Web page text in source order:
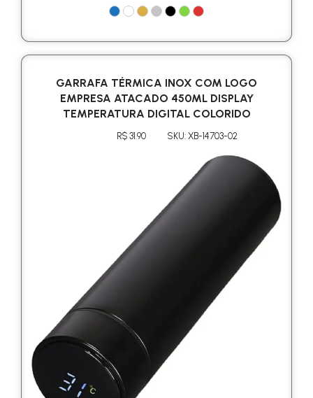
GARRAFA TÉRMICA INOX COM LOGO
EMPRESA ATACADO 450ML DISPLAY
TEMPERATURA DIGITAL COLORIDO
R$ 31.90 SKU: XB-14703-02